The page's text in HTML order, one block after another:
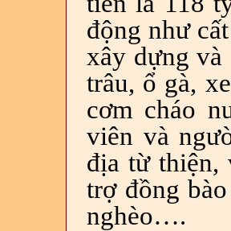
động như
xây dựng và
trâu, ổ gà,
cơm cháo
viên và
địa từ thiện,
trợ đồng
nghèo….